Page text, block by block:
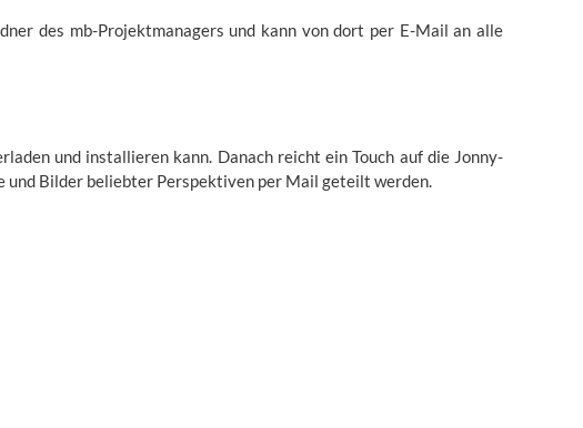
des mb-Projektmanagers und kann von dort per E-Mail an alle
und installieren kann. Danach reicht ein Touch auf die Jonny-
und Bilder beliebter Perspektiven per Mail geteilt werden.